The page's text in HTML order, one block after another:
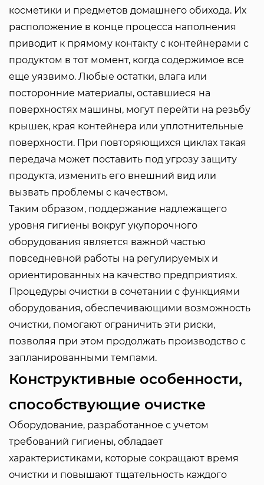
косметики и предметов домашнего обихода. Их
расположение в конце процесса наполнения
приводит к прямому контакту с контейнерами с
продуктом в тот момент, когда содержимое все
еще уязвимо. Любые остатки, влага или
посторонние материалы, оставшиеся на
поверхностях машины, могут перейти на резьбу
крышек, края контейнера или уплотнительные
поверхности. При повторяющихся циклах такая
передача может поставить под угрозу защиту
продукта, изменить его внешний вид или
вызвать проблемы с качеством.
Таким образом, поддержание надлежащего
уровня гигиены вокруг укупорочного
оборудования является важной частью
повседневной работы на регулируемых и
ориентированных на качество предприятиях.
Процедуры очистки в сочетании с функциями
оборудования, обеспечивающими возможность
очистки, помогают ограничить эти риски,
позволяя при этом продолжать производство с
запланированными темпами.
Конструктивные особенности,
способствующие очистке
Оборудование, разработанное с учетом
требований гигиены, обладает
характеристиками, которые сокращают время
очистки и повышают тщательность каждого